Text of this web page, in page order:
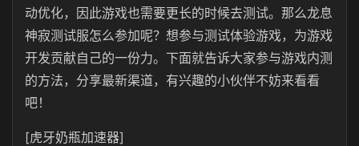
动优化，因此游戏也需要更长的时候去测试。那么龙息
神寂测试服怎么参加呢？想参与测试体验游戏，为游戏
开发贡献自己的一份力。下面就告诉大家参与游戏内测
的方法，分享最新渠道，有兴趣的小伙伴不妨来看看
吧！
[虎牙奶瓶加速器]